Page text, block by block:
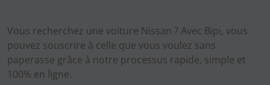
Vous recherchez une voiture Nissan ? Avec Bipi, vous
pouvez souscrire à celle que vous voulez sans
paperasse grâce à notre processus rapide, simple et
100% en ligne.